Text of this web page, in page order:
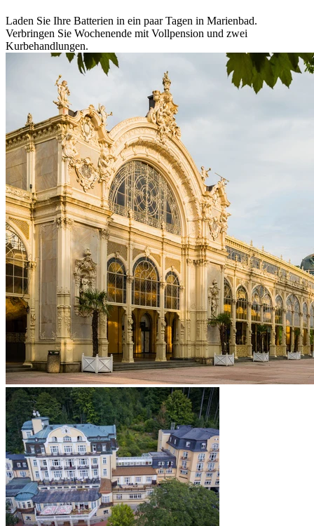
Laden Sie Ihre Batterien in ein paar Tagen in Marienbad.
Verbringen Sie Wochenende mit Vollpension und zwei
Kurbehandlungen.